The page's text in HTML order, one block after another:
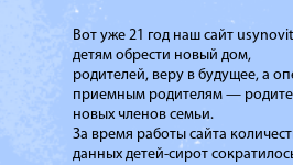
Вот уже 21 год наш сайт
детям обрести новый дом,
родителей, веру в будущее, а
приемным родителям —
новых членов семьи.
За время работы сайта
данных детей-сирот